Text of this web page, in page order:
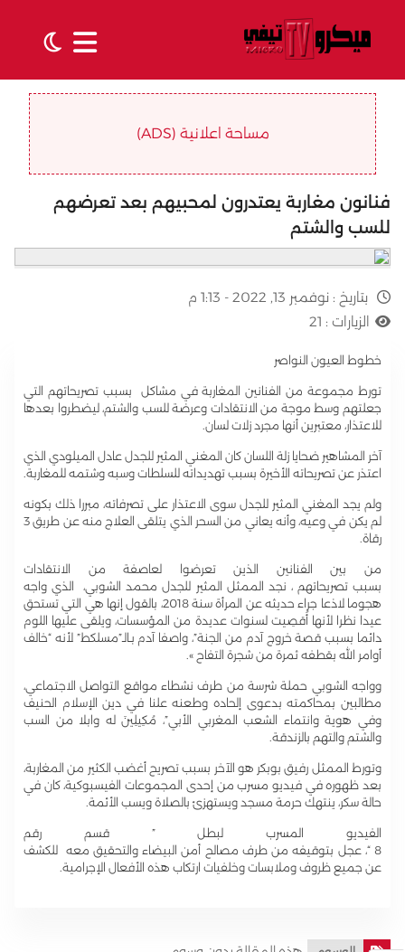
مساحة اعلانية (ADS)
فنانون مغاربة يعتدرون لمحبيهم بعد تعرضهم
للسب والشتم
بتاريخ : نوفمبر 13, 2022 - 1:13 م
الزيارات : 21
خطوط العيون النواصر
تورط مجموعة من الفنانين المغاربة في مشاكل بسبب تصريحاتهم التي
جعلتهم وسط موجة من الانتقادات وعرضة للسب والشتم، ليضطروا بعدها
للاعتذار، معتبرين أنها مجرد زلات لسان.
آخر المشاهير ضحايا زلة اللسان كان المغني المثير للجدل عادل الميلودي الذي
اعتذر عن تصريحاته الأخيرة بسبب تهديداته للسلطات وسبه وشتمه للمغاربة.
ولم يجد المغني المثير للجدل سوى الاعتذار على تصرفاته، مبررا ذلك بكونه
لم يكن في وعيه، وأنه يعاني من السحر الذي يتلقى العلاج منه عن طريق 3
رقاة.
من بين الفنانين الذين تعرضوا لعاصفة من الانتقادات
بسبب تصريحاتهم ، نجد الممثل المثير للجدل محمد الشوبي، الذي واجه
هجوما لاذعا جراء حديثه عن المرأة سنة 2018، بالقول إنها هي التي تستحق
عيدا نظرا لأنها أُقصِيت لسنوات عديدة من المؤسسات، ويلقى عليها اللوم
دائما بسبب قصة خروج آدم من الجنة”، واصفا آدم بـالـ”مسلكط” لأنه “خالف
أوامر الله بقطفه ثمرة من شجرة التفاح ».
وواجه الشوبي حملة شرسة من طرف نشطاء مواقع التواصل الاجتماعي،
مطالبين بمحاكمته بدعوى إلحاده وطعنه علنا في دين الإسلام الحنيف
وفي هوية وانتماء الشعب المغربي الأبي”، مُكِيلِينَ له وابلا من السب
والشتم والتهم بالزندقة.
وتورط الممثل رفيق بوبكر هو الآخر بسبب تصريح أغضب الكثير من المغاربة،
بعد ظهوره في فيديو مسرب من إحدى المجموعات الفيسبوكية، كان في
حالة سكر، ينتهك حرمة مسجد ويستهزئ بالصلاة ويسب الأئمة.
الفيديو المسرب لبطل ” قسم رقم
8 “، عجل بتوقيفه من طرف مصالح أمن البيضاء والتحقيق معه للكشف
عن جميع ظروف وملابسات وخلفيات ارتكاب هذه الأفعال الإجرامية.